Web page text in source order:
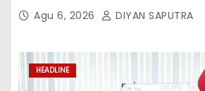
Agu 6, 2026 DIYAN SAPUTRA
HEADLINE